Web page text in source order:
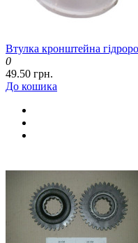
Втулка кронштейна
0
49.50 грн.
До кошика